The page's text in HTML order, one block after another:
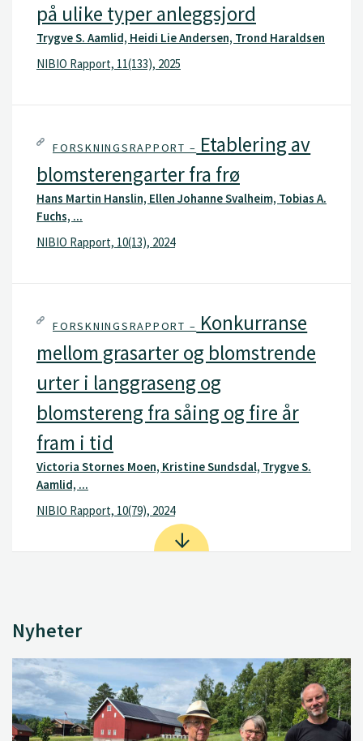
på ulike typer anleggsjord
Trygve S. Aamlid, Heidi Lie Andersen, Trond Haraldsen
NIBIO Rapport, 11(133), 2025
FORSKNINGSRAPPORT – Etablering av
blomsterengarter fra frø
Hans Martin Hanslin, Ellen Johanne Svalheim, Tobias A.
Fuchs, ...
NIBIO Rapport, 10(13), 2024
FORSKNINGSRAPPORT – Konkurranse
mellom grasarter og blomstrende
urter i langgraseng og
blomstereng fra såing og fire år
fram i tid
Victoria Stornes Moen, Kristine Sundsdal, Trygve S.
Aamlid, ...
NIBIO Rapport, 10(79), 2024
Nyheter